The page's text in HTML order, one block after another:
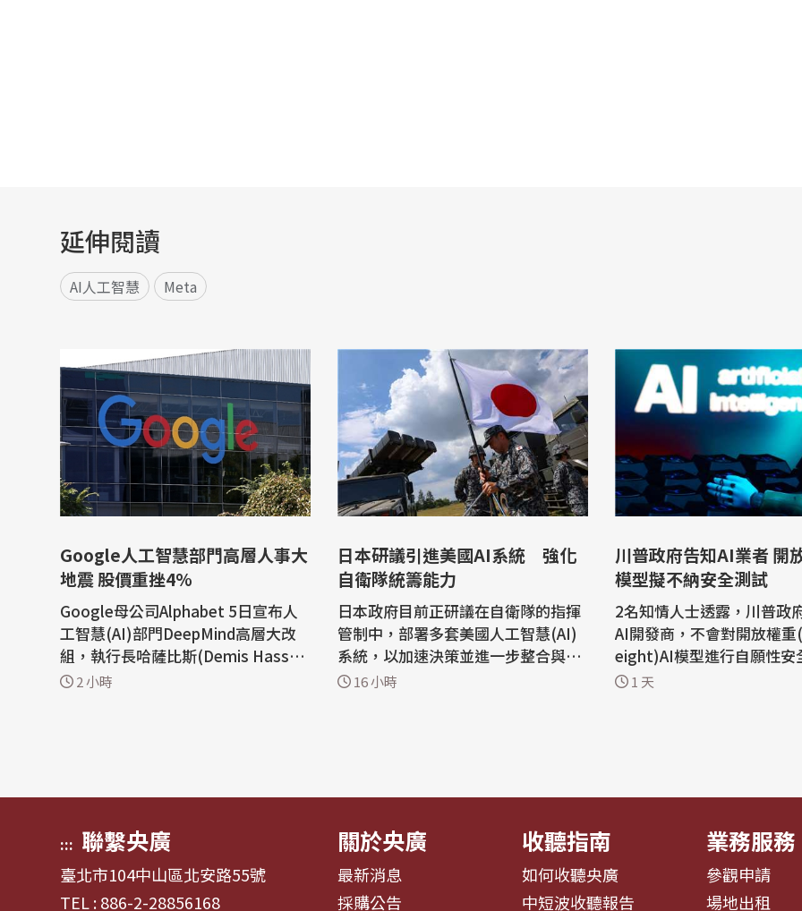
延伸閱讀
AI人工智慧 Meta
Google人工智慧部門高層人事大
地震 股價重挫4%
Google母公司Alphabet 5日宣布人
工智慧(AI)部門DeepMind高層大改
組，執行長哈薩比斯(Demis Hassab
is)轉任董事長，Gemini模型的數名
2 小時
日本研議引進美國AI系統 強化
自衛隊統籌能力
日本政府目前正研議在自衛隊的指揮
管制中，部署多套美國人工智慧(AI)
系統，以加速決策並進一步整合與美
軍的作戰行動；然而，如何避免自衛
16 小時
川普政府告知AI業者 開
模型擬不納安全測試
2名知情人士透露，川普政
AI開發商，不會對開放權
eight)AI模型進行自願性安
民團認為，這種私下討論
1 天
::: 聯繫央廣
臺北市104中山區北安路55號
TEL : 886-2-28856168
關於央廣
最新消息
採購公告
收聽指南
如何收聽央廣
中短波收聽報告
業務服務
參觀申請
場地出租